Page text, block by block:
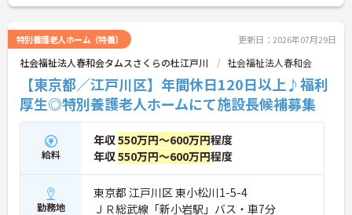
特別養護老人ホーム（特養） 更新日：2026年07月29日
社会福祉法人春和会タムスさくらの杜江戸川 社会福祉法人春和会
【東京都／江戸川区】年間休日120日以上♪福利
厚生◎特別養護老人ホームにて施設長候補募集
給料
年収550万円～600万円程度
年収550万円～600万円程度
勤務地
東京都 江戸川区 東小松川1-5-4
ＪＲ総武線「新小岩駅」バス・車7分